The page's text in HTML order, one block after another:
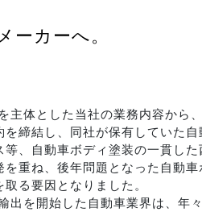
ーカーへ。
主体とした当社の業務内容から
締結し、同社が保有していた
、自動車ボディ塗装の一貫し
を重ね、後年問題となった自動
る要因となりました。
出を開始した自動車業界は、年